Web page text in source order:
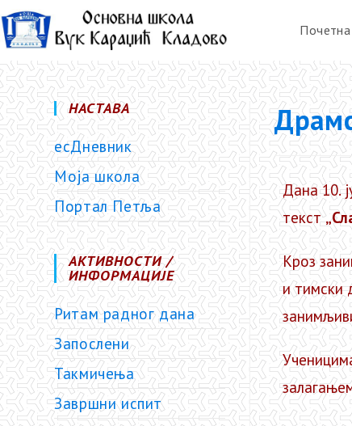
Почетна
Дана 10.
текст
Кроз
и тимски
НАСТАВА
есДневник
Моја школа
Портал Петља
АКТИВНОСТИ /
ИНФОРМАЦИЈЕ
Ритам радног дана
Запослени
Такмичења
Завршни испит